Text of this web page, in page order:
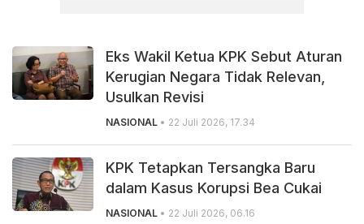
Eks Wakil Ketua KPK Sebut Aturan
Kerugian Negara Tidak Relevan,
Usulkan Revisi
NASIONAL • 22 Juli 2026, 17.34
KPK Tetapkan Tersangka Baru
dalam Kasus Korupsi Bea Cukai
NASIONAL • 22 Juli 2026, 06.16